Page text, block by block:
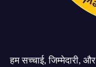
हम सच्चाई, जिम्मेदारी,